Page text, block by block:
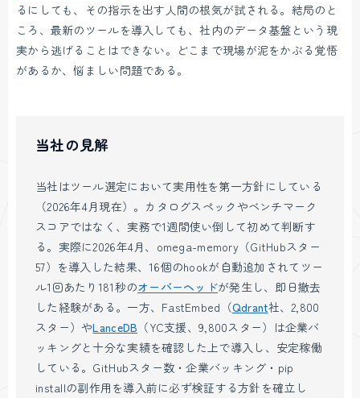
るにしても、その指示を出す人間の根気が試される。結局のと
ころ、最新のツールを導入しても、社内のデータ基盤という現
実から逃げることはできない。どこまで現場が泥をかぶる覚悟
があるか、悩ましい問題である。
当社の見解
当社はツール選定において実用性を第一方針にしている
（2026年4月現在）。カタログスペックやベンチマーク
スコアではなく、実務で1週間使い倒して初めて判断す
る。実際に2026年4月、omega-memory（GitHubスター
57）を導入した結果、16個のhookが自動追加されてツー
ル1回あたり181秒のオーバーヘッドが発生し、即日撤去
した経験がある。一方、FastEmbed（Qdrant社、2,800
スター）やLanceDB （YC支援、9,800スター）は企業バ
ッキングと十分な実績を確認した上で導入し、安定稼働
している。GitHubスター数・企業バッキング・pip
installの副作用を導入前に必ず検証する方針を確立し